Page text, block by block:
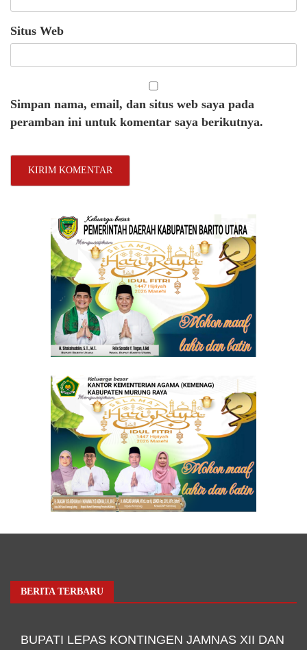
Situs Web
Simpan nama, email, dan situs web saya pada
peramban ini untuk komentar saya berikutnya.
BERITA TERBARU
BUPATI LEPAS KONTINGEN JAMNAS XII DAN